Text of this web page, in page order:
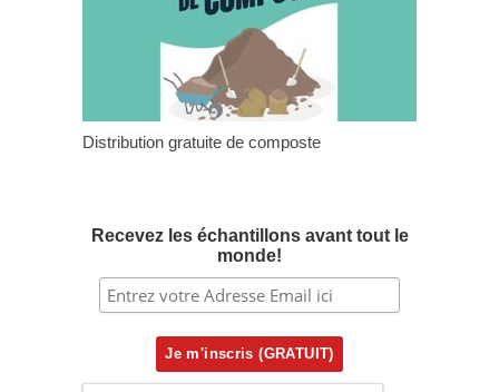
Distribution gratuite de composte
Recevez les échantillons avant tout le
monde!